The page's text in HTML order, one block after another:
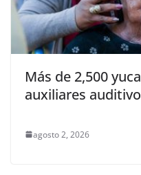
Más de 2,500
auxiliares
agosto 2, 2026